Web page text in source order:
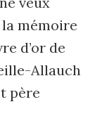
la mémoire
d’or de
Allauch
père